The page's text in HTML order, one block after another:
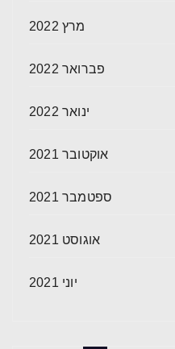
מרץ 2022
פברואר 2022
ינואר 2022
אוקטובר 2021
ספטמבר 2021
אוגוסט 2021
יוני 2021